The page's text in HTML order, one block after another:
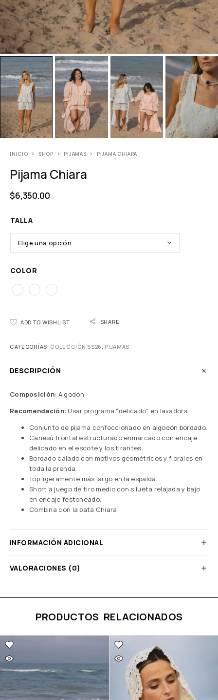
INICIO SHOP PIJAMAS PIJAMA CHIARA
Pijama Chiara
$6,350.00
TALLA
COLOR
ADD TO WISHLIST SHARE
CATEGORÍAS: COLECCIÓN SS26 , PIJAMAS
DESCRIPCIÓN
Composición: Algodón
Recomendación: Usar programa “delicado” en lavadora
Conjunto de pijama confeccionado en algodón bordado.
Canesú frontal estructurado enmarcado con encaje
delicado en el escote y los tirantes.
Bordado calado con motivos geométricos y florales en
toda la prenda.
Top ligeramente más largo en la espalda.
Short a juego de tiro medio con silueta relajada y bajo
en encaje festoneado.
Combina con la bata Chiara.
INFORMACIÓN ADICIONAL
VALORACIONES (0)
PRODUCTOS RELACIONADOS